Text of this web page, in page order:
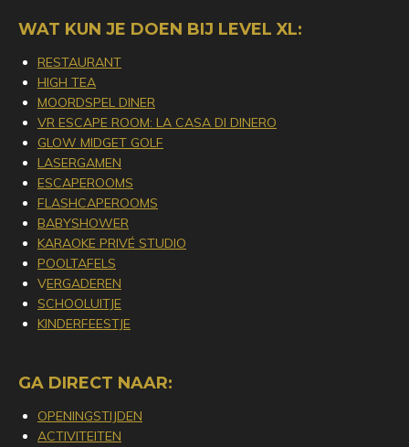
WAT KUN JE DOEN BIJ LEVEL XL:
RESTAURANT
HIGH TEA
MOORDSPEL DINER
VR ESCAPE ROOM: LA CASA DI DINERO
GLOW MIDGET GOLF
LASERGAMEN
ESCAPEROOMS
FLASHCAPEROOMS
BABYSHOWER
KARAOKE PRIVÉ STUDIO
POOLTAFELS
VERGADEREN
SCHOOLUITJE
KINDERFEESTJE
GA DIRECT NAAR:
OPENINGSTIJDEN
ACTIVITEITEN